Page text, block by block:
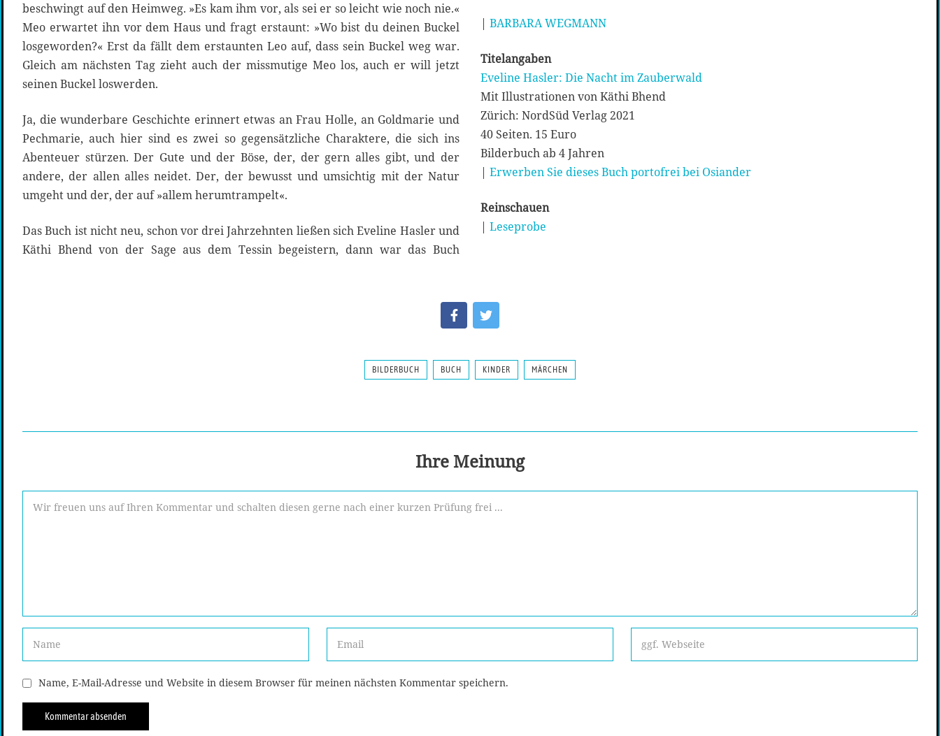
beschwingt auf den Heimweg. »Es kam ihm vor, als sei er so leicht wie noch nie.«
Meo erwartet ihn vor dem Haus und fragt erstaunt: »Wo bist du deinen Buckel
losgeworden?« Erst da fällt dem erstaunten Leo auf, dass sein Buckel weg war.
Gleich am nächsten Tag zieht auch der missmutige Meo los, auch er will jetzt
seinen Buckel loswerden.
Ja, die wunderbare Geschichte erinnert etwas an Frau Holle, an Goldmarie und
Pechmarie, auch hier sind es zwei so gegensätzliche Charaktere, die sich ins
Abenteuer stürzen. Der Gute und der Böse, der, der gern alles gibt, und der
andere, der allen alles neidet. Der, der bewusst und umsichtig mit der Natur
umgeht und der, der auf »allem herumtrampelt«.
Das Buch ist nicht neu, schon vor drei Jahrzehnten ließen sich Eveline Hasler und
Käthi Bhend von der Sage aus dem Tessin begeistern, dann war das Buch
| BARBARA WEGMANN
Titelangaben
Eveline Hasler: Die Nacht im Zauberwald
Mit Illustrationen von Käthi Bhend
Zürich: NordSüd Verlag 2021
40 Seiten. 15 Euro
Bilderbuch ab 4 Jahren
| Erwerben Sie dieses Buch portofrei bei Osiander
Reinschauen
| Leseprobe
BILDERBUCH BUCH KINDER MÄRCHEN
Ihre Meinung
Name, E-Mail-Adresse und Website in diesem Browser für meinen nächsten Kommentar speichern.